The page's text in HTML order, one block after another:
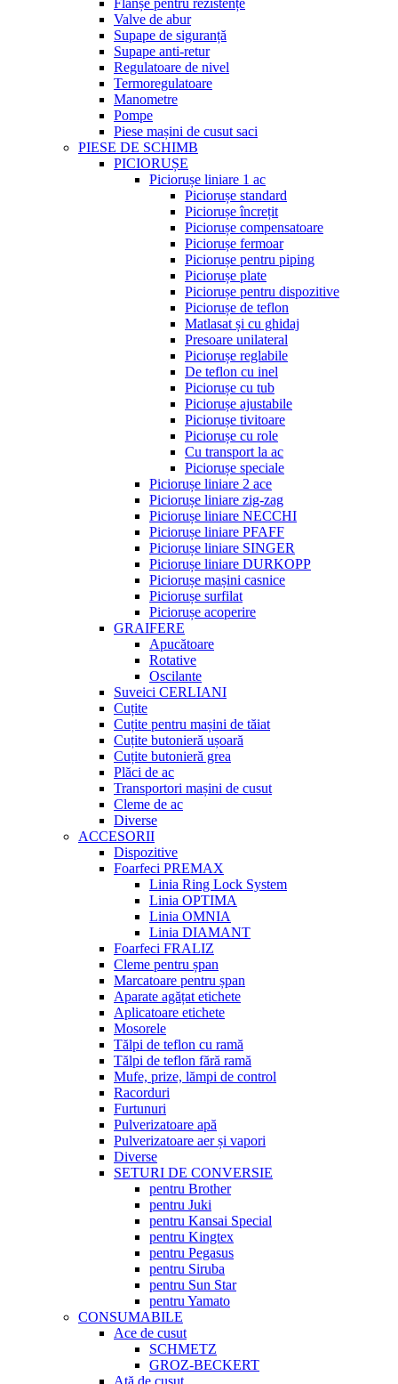
Flanșe pentru rezistențe
Valve de abur
Supape de siguranță
Supape anti-retur
Regulatoare de nivel
Termoregulatoare
Manometre
Pompe
Piese mașini de cusut saci
PIESE DE SCHIMB
PICIORUȘE
Piciorușe liniare 1 ac
Piciorușe standard
Piciorușe încrețit
Piciorușe compensatoare
Piciorușe fermoar
Piciorușe pentru piping
Piciorușe plate
Piciorușe pentru dispozitive
Piciorușe de teflon
Matlasat și cu ghidaj
Presoare unilateral
Piciorușe reglabile
De teflon cu inel
Piciorușe cu tub
Piciorușe ajustabile
Piciorușe tivitoare
Piciorușe cu role
Cu transport la ac
Piciorușe speciale
Piciorușe liniare 2 ace
Piciorușe liniare zig-zag
Piciorușe liniare NECCHI
Piciorușe liniare PFAFF
Piciorușe liniare SINGER
Piciorușe liniare DURKOPP
Piciorușe mașini casnice
Piciorușe surfilat
Piciorușe acoperire
GRAIFERE
Apucătoare
Rotative
Oscilante
Suveici CERLIANI
Cuțite
Cuțite pentru mașini de tăiat
Cuțite butonieră ușoară
Cuțite butonieră grea
Plăci de ac
Transportori mașini de cusut
Cleme de ac
Diverse
ACCESORII
Dispozitive
Foarfeci PREMAX
Linia Ring Lock System
Linia OPTIMA
Linia OMNIA
Linia DIAMANT
Foarfeci FRALIZ
Cleme pentru șpan
Marcatoare pentru șpan
Aparate agățat etichete
Aplicatoare etichete
Mosorele
Tălpi de teflon cu ramă
Tălpi de teflon fără ramă
Mufe, prize, lămpi de control
Racorduri
Furtunuri
Pulverizatoare apă
Pulverizatoare aer și vapori
Diverse
SETURI DE CONVERSIE
pentru Brother
pentru Juki
pentru Kansai Special
pentru Kingtex
pentru Pegasus
pentru Siruba
pentru Sun Star
pentru Yamato
CONSUMABILE
Ace de cusut
SCHMETZ
GROZ-BECKERT
Ață de cusut